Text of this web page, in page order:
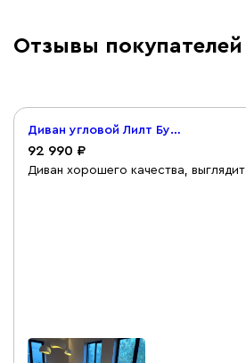
Отзывы покупателей
Диван угловой Лилт Букле Бежевый
92 990
Диван хорошего качества, выглядит